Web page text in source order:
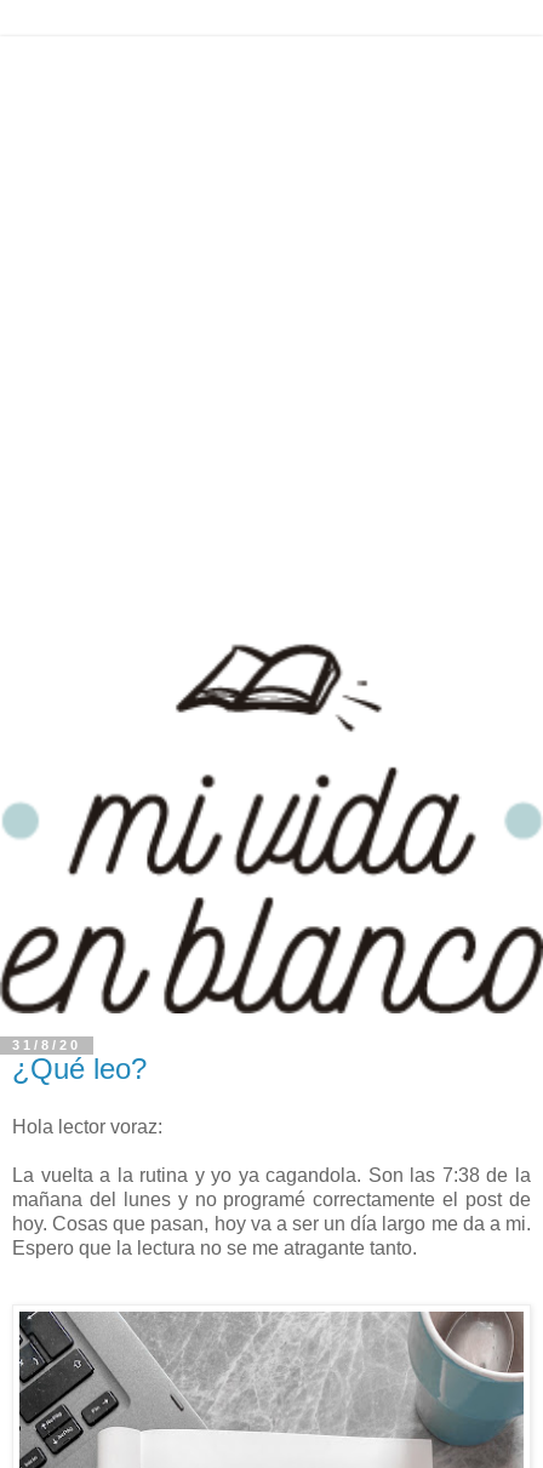
31/8/20
¿Qué leo?
Hola lector voraz:
La vuelta a la rutina y yo ya cagandola. Son las 7:38 de la
mañana del lunes y no programé correctamente el post de
hoy. Cosas que pasan, hoy va a ser un día largo me da a mi.
Espero que la lectura no se me atragante tanto.